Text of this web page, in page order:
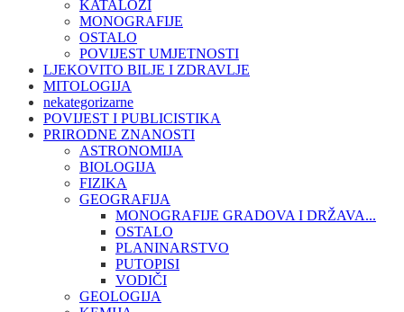
KATALOZI
MONOGRAFIJE
OSTALO
POVIJEST UMJETNOSTI
LJEKOVITO BILJE I ZDRAVLJE
MITOLOGIJA
nekategorizarne
POVIJEST I PUBLICISTIKA
PRIRODNE ZNANOSTI
ASTRONOMIJA
BIOLOGIJA
FIZIKA
GEOGRAFIJA
MONOGRAFIJE GRADOVA I DRŽAVA...
OSTALO
PLANINARSTVO
PUTOPISI
VODIČI
GEOLOGIJA